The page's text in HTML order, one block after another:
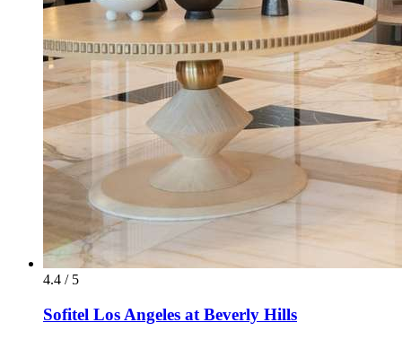
4.4 / 5
Sofitel Los Angeles at Beverly Hills